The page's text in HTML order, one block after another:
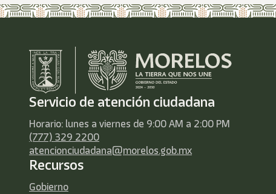
Servicio de atención ciudadana
Horario: lunes a viernes de 9:00 AM a 2:00 PM
(777) 329 2200
atencionciudadana@morelos.gob.mx
Recursos
Gobierno